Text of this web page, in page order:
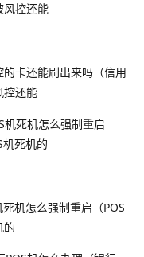
的卡还能刷出来吗（信用
控还能
死机怎么强制重启（POS
的